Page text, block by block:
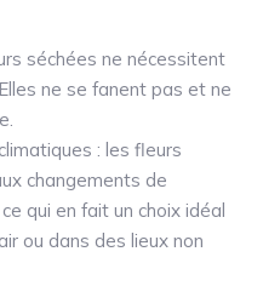
séchées ne nécessitent
ne se fanent pas et ne
: les fleurs
changements de
qui en fait un choix idéal
ou dans des lieux non